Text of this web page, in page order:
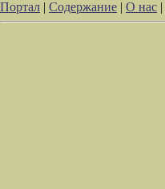
Портал | Содержание | О нас |